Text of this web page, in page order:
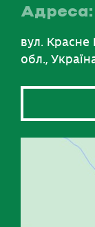
Адреса:
вул. Красне
обл.,